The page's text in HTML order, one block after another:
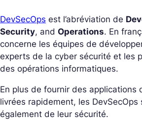
DevSecOps est l’abréviation de D
Security, and Operations. En
concerne les équipes de
experts de la cyber sécurité et les
des opérations informatiques.
En plus de fournir des applications
livrées rapidement, les DevSecOps
également de leur sécurité.